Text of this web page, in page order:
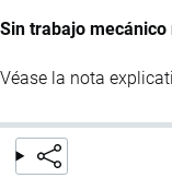
Sin trabajo
Véase la nota